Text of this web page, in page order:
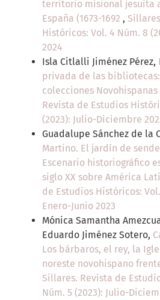
territorio misional jesuita
España (1673-1692 ,
Históricos: Vol. 4 Núm. 8
2024
Isla Citlalli Jiménez Pérez,
privada de las
colecciones Novohispanas
Revista de Estudios
(2023): Julio-Diciembre
Guadalupe Sánchez de la
Martino. El jardín de
Escenario historiográfico
siglo XX sobre América
de Estudios Históricos:
Enero-Junio 2023
Mónica Samantha
Eduardo Jiménez Sotero,
Los bárbaros, el rey, la
noreste novohispano
Sillares. Revista de
Núm. 5 (2023): Julio-